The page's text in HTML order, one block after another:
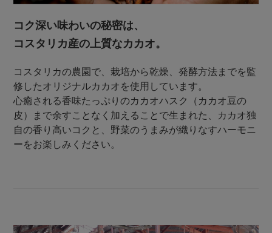
コク深い味わいの秘密は、
コスタリカ産の上質なカカオ。
コスタリカの農園で、栽培から乾燥、発酵方法までを監
修したオリジナルカカオを使用しています。
心癒される香味たっぷりのカカオハスク（カカオ豆の
皮）まで余すことなく加えることで生まれた、カカオ独
自の香り高いコクと、野菜のうまみが織りなすハーモニ
ーをお楽しみください。